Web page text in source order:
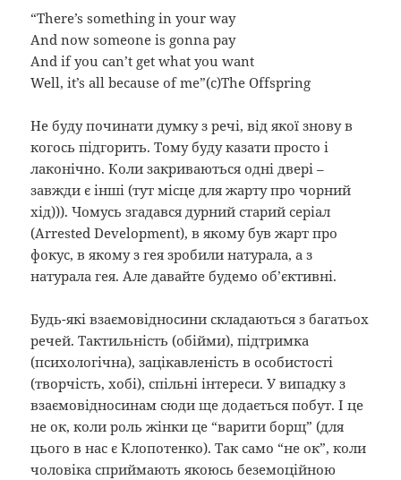
“There’s something in your way
And now someone is gonna pay
And if you can’t get what you want
Well, it’s all because of me”(c)The Offspring
Не буду починати думку з речі, від якої знову в
когось підгорить. Тому буду казати просто і
лаконічно. Коли закриваються одні двері –
завжди є інші (тут місце для жарту про чорний
хід))). Чомусь згадався дурний старий серіал
(Arrested Development), в якому був жарт про
фокус, в якому з гея зробили натурала, а з
натурала гея. Але давайте будемо об’єктивні.
Будь-які взаємовідносини складаються з багатьох
речей. Тактильність (обійми), підтримка
(психологічна), зацікавленість в особистості
(творчість, хобі), спільні інтереси. У випадку з
взаємовідносинам сюди ще додається побут. І це
не ок, коли роль жінки це “варити борщ” (для
цього в нас є Клопотенко). Так само “не ок”, коли
чоловіка сприймають якоюсь беземоційною